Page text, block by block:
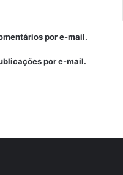
por e-mail.
por e-mail.